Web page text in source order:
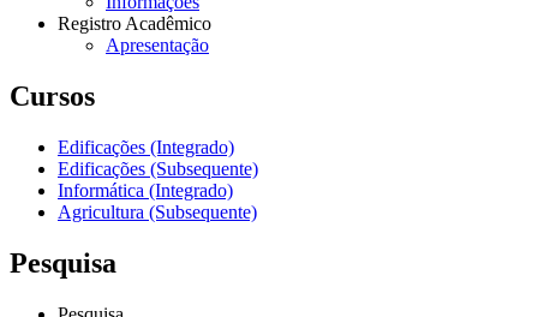
Registro Acadêmico
Apresentação
Cursos
Edificações (Integrado)
Edificações (Subsequente)
Informática (Integrado)
Agricultura (Subsequente)
Pesquisa